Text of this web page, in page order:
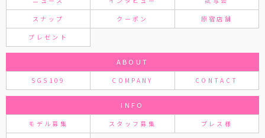
スナップ クーポン 原宿店舗
プレゼント
ABOUT
SGS109 COMPANY CONTACT
INFO
モデル募集 スタッフ募集 プレス様